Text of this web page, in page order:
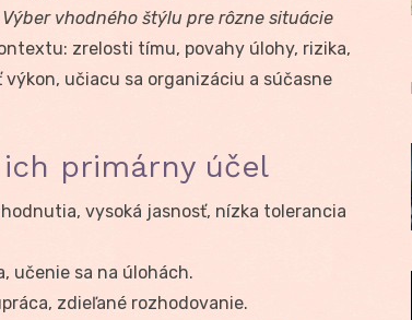
Výber vhodného štýlu pre rôzne situácie
zrelosti tímu, povahy úlohy, rizika,
učiacu sa organizáciu a súčasne
primárny účel
vysoká jasnosť, nízka tolerancia
učenie sa na úlohách.
zdieľané rozhodovanie.